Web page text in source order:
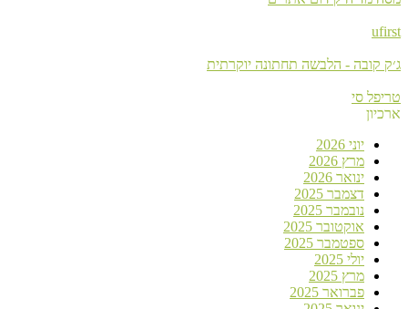
ufirst
ג׳ק קובה - הלבשה תחתונה יוקרתית
טריפל סי
ארכיון
יוני 2026
מרץ 2026
ינואר 2026
דצמבר 2025
נובמבר 2025
אוקטובר 2025
ספטמבר 2025
יולי 2025
מרץ 2025
פברואר 2025